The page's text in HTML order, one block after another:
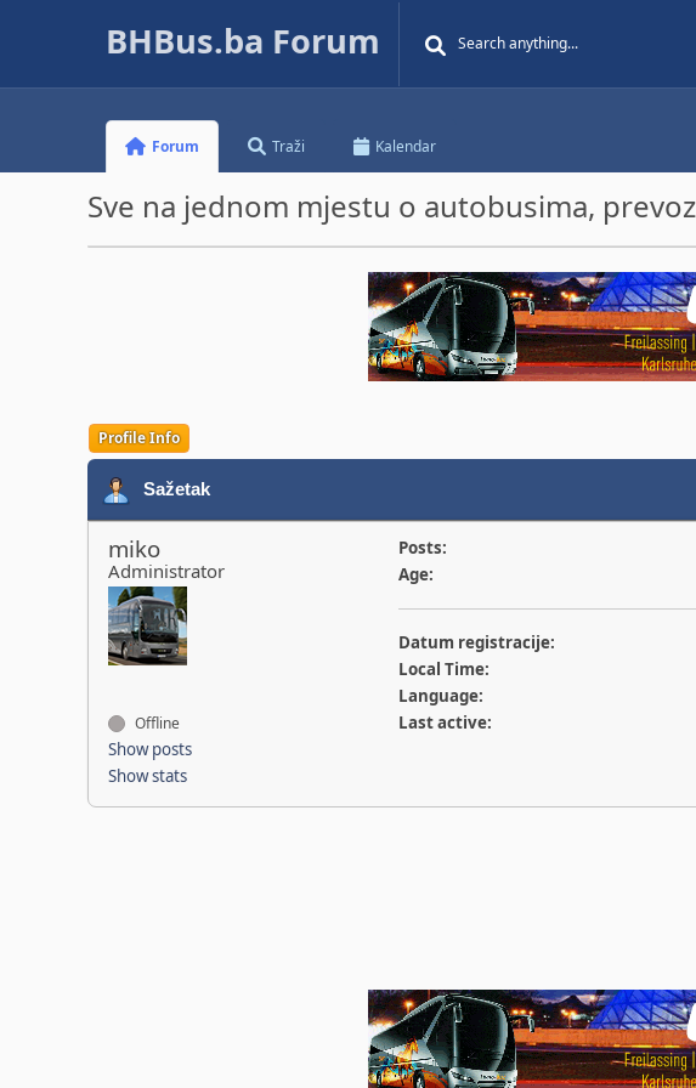
BHBus.ba Forum
Forum Traži Kalendar
Sve na jednom mjestu o autobusima,
Profile Info
Sažetak
miko
Administrator
Offline
Show posts
Show stats
Posts:
Age:
Datum registracije:
Local Time:
Language:
Last active: